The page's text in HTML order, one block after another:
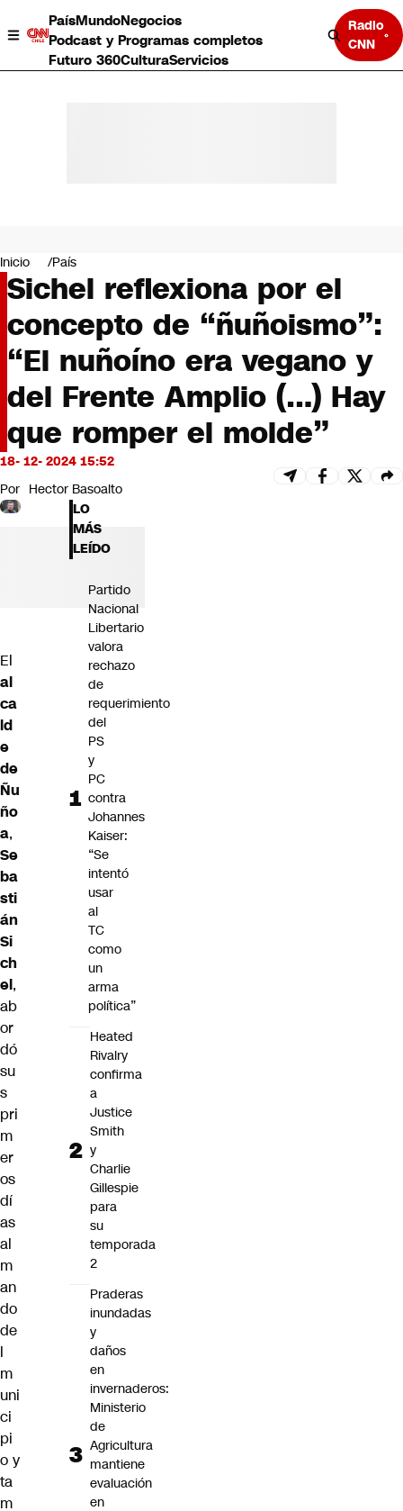
PaísMundoNegocios
Podcast y Programas completos
Futuro 360CulturaServicios
Radio
CNN
Negocios
Deportes
Programas completos
Cultura
Servicios
Bits
CNN tiempo
Opinión
Inicio País
Sichel reflexiona por el
concepto de “ñuñoismo”:
“El nuñoíno era vegano y
del Frente Amplio (…) Hay
que romper el molde”
18- 12- 2024 15:52
Por Hector Basoalto
El
al
ca
ld
e
de
Ñu
ño
a,
Se
ba
sti
án
Si
ch
el,
ab
or
dó
su
s
pri
m
er
os
dí
as
al
m
an
do
de
l
m
uni
ci
pi
o y
ta
m
LO
MÁS
LEÍDO
Partido
Nacional
Libertario
valora
rechazo
de
requerimiento
del
PS
y
PC
contra
Johannes
Kaiser:
“Se
intentó
usar
al
TC
como
un
arma
política”
Heated
Rivalry
confirma
a
Justice
Smith
y
Charlie
Gillespie
para
su
temporada
2
Praderas
inundadas
y
daños
en
invernaderos:
Ministerio
de
Agricultura
mantiene
evaluación
en